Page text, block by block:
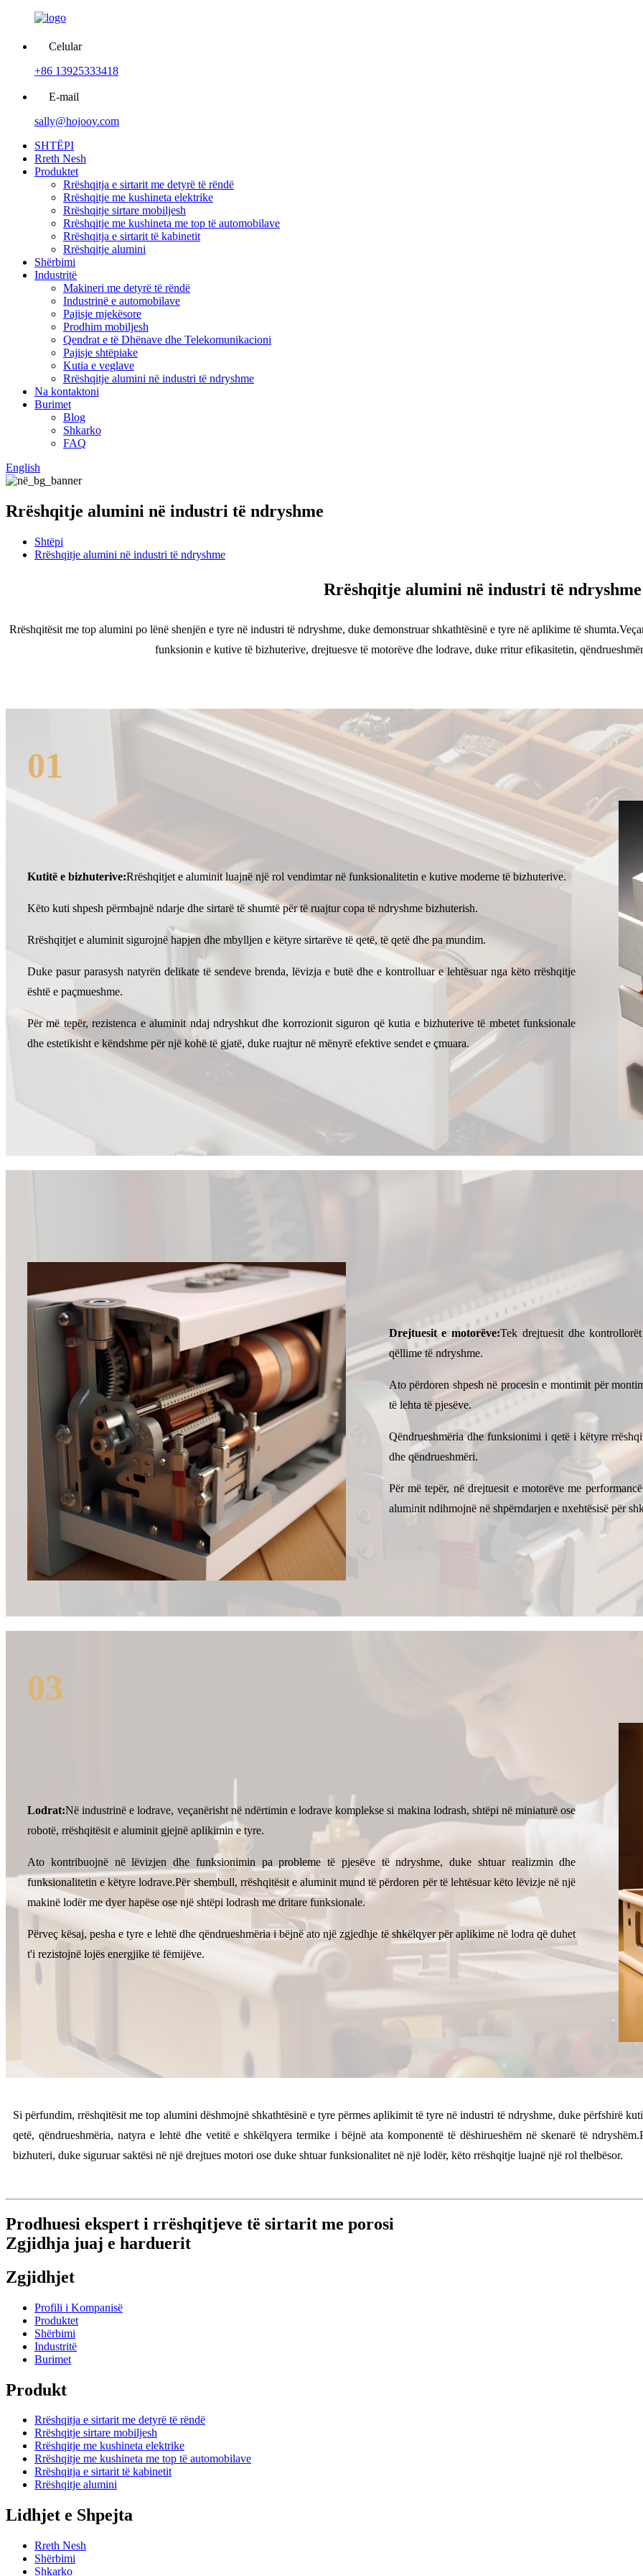
Celular
+86 13925333418
E-mail
sally@hojooy.com
SHTËPI
Rreth Nesh
Produktet
Rrëshqitja e sirtarit me detyrë të rëndë
Rrëshqitje me kushineta elektrike
Rrëshqitje sirtare mobiljesh
Rrëshqitje me kushineta me top të automobilave
Rrëshqitja e sirtarit të kabinetit
Rrëshqitje alumini
Shërbimi
Industritë
Makineri me detyrë të rëndë
Industrinë e automobilave
Pajisje mjekësore
Prodhim mobiljesh
Qendrat e të Dhënave dhe Telekomunikacioni
Pajisje shtëpiake
Kutia e veglave
Rrëshqitje alumini në industri të ndryshme
Na kontaktoni
Burimet
Blog
Shkarko
FAQ
English
Rrëshqitje alumini në industri të ndryshme
Shtëpi
Rrëshqitje alumini në industri të ndryshme
Rrëshqitje alumini në industri të ndryshme
Rrëshqitësit me top alumini po lënë shenjën e tyre në industri të ndryshme, duke demonstruar shkathtësinë e tyre në aplikime të
funksionin e kutive të bizhuterive, drejtuesve të motorëve dhe lodrave, duke rritur efikasitetin,
01
Kutitë e bizhuterive:Rrëshqitjet e aluminit luajnë një rol vendimtar në funksionalitetin e kutive moderne të bizhuterive.
Këto kuti shpesh përmbajnë ndarje dhe sirtarë të shumtë për të ruajtur copa të ndryshme bizhuterish.
Rrëshqitjet e aluminit sigurojnë hapjen dhe mbylljen e këtyre sirtarëve të qetë, të qetë dhe pa mundim.
Duke pasur parasysh natyrën delikate të sendeve brenda, lëvizja e butë dhe e kontrolluar e lehtësuar nga këto rrëshqitje
është e paçmueshme.
Për më tepër, rezistenca e aluminit ndaj ndryshkut dhe korrozionit siguron që kutia e bizhuterive të mbetet funksionale
dhe estetikisht e këndshme për një kohë të gjatë, duke ruajtur në mënyrë efektive sendet e çmuara.
Drejtuesit e motorëve:Tek drejtuesit dhe
qëllime të ndryshme.
Ato përdoren shpesh në procesin e montimit për
të lehta të pjesëve.
Qëndrueshmëria dhe funksionimi i qetë i këtyre
dhe qëndrueshmëri.
Për më tepër, në drejtuesit e motorëve me
aluminit ndihmojnë në shpërndarjen e nxehtësisë për
03
Lodrat:Në industrinë e lodrave, veçanërisht në ndërtimin e lodrave komplekse si makina lodrash, shtëpi në miniaturë ose
robotë, rrëshqitësit e aluminit gjejnë aplikimin e tyre.
Ato kontribuojnë në lëvizjen dhe funksionimin pa probleme të pjesëve të ndryshme, duke shtuar realizmin dhe
funksionalitetin e këtyre lodrave.Për shembull, rrëshqitësit e aluminit mund të përdoren për të lehtësuar këto lëvizje në një
makinë lodër me dyer hapëse ose një shtëpi lodrash me dritare funksionale.
Përveç kësaj, pesha e tyre e lehtë dhe qëndrueshmëria i bëjnë ato një zgjedhje të shkëlqyer për aplikime në lodra që duhet
t'i rezistojnë lojës energjike të fëmijëve.
Si përfundim, rrëshqitësit me top alumini dëshmojnë shkathtësinë e tyre përmes aplikimit të tyre në industri të ndryshme, duke përfshirë
qetë, qëndrueshmëria, natyra e lehtë dhe vetitë e shkëlqyera termike i bëjnë ata komponentë të dëshirueshëm në skenarë të
bizhuteri, duke siguruar saktësi në një drejtues motori ose duke shtuar funksionalitet në një lodër, këto rrëshqitje luajnë një rol thelbësor.
Prodhuesi ekspert i rrëshqitjeve të sirtarit me porosi
Zgjidhja juaj e harduerit
Zgjidhjet
Profili i Kompanisë
Produktet
Shërbimi
Industritë
Burimet
Produkt
Rrëshqitja e sirtarit me detyrë të rëndë
Rrëshqitje sirtare mobiljesh
Rrëshqitje me kushineta elektrike
Rrëshqitje me kushineta me top të automobilave
Rrëshqitja e sirtarit të kabinetit
Rrëshqitje alumini
Lidhjet e Shpejta
Rreth Nesh
Shërbimi
Shkarko